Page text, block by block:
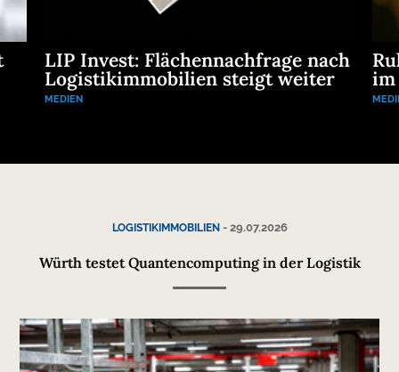
LIP Invest: Flächennachfrage nach
Logistikimmobilien steigt weiter
MEDIEN
im
LOGISTIKIMMOBILIEN- 29.07.2026
Würth testet Quantencomputing in der Logistik